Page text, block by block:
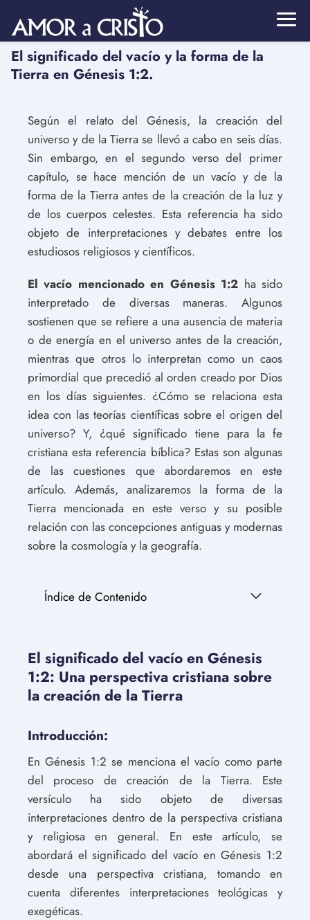
El significado del vacío y la forma de la
Tierra en Génesis 1:2.
Según el relato del Génesis, la creación del
universo y de la Tierra se llevó a cabo en seis días.
Sin embargo, en el segundo verso del primer
capítulo, se hace mención de un vacío y de la
forma de la Tierra antes de la creación de la luz y
de los cuerpos celestes. Esta referencia ha sido
objeto de interpretaciones y debates entre los
estudiosos religiosos y científicos.
El vacío mencionado en Génesis 1:2 ha sido
interpretado de diversas maneras. Algunos
sostienen que se refiere a una ausencia de materia
o de energía en el universo antes de la creación,
mientras que otros lo interpretan como un caos
primordial que precedió al orden creado por Dios
en los días siguientes. ¿Cómo se relaciona esta
idea con las teorías científicas sobre el origen del
universo? Y, ¿qué significado tiene para la fe
cristiana esta referencia bíblica? Estas son algunas
de las cuestiones que abordaremos en este
artículo. Además, analizaremos la forma de la
Tierra mencionada en este verso y su posible
relación con las concepciones antiguas y modernas
sobre la cosmología y la geografía.
Índice de Contenido
El significado del vacío en Génesis
1:2: Una perspectiva cristiana sobre
la creación de la Tierra
Introducción:
En Génesis 1:2 se menciona el vacío como parte
del proceso de creación de la Tierra. Este
versículo ha sido objeto de diversas
interpretaciones dentro de la perspectiva cristiana
y religiosa en general. En este artículo, se
abordará el significado del vacío en Génesis 1:2
desde una perspectiva cristiana, tomando en
cuenta diferentes interpretaciones teológicas y
exegéticas.